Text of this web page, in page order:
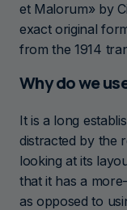
et Malorum» by
exact original
from the 1914
Why do we
It is a long
distracted by the
looking at its
that it has a
as opposed to